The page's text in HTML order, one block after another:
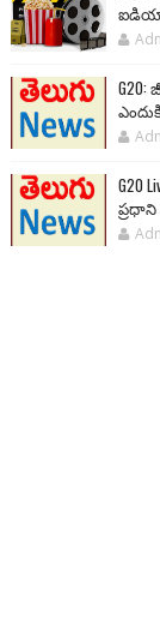
G20:
G20